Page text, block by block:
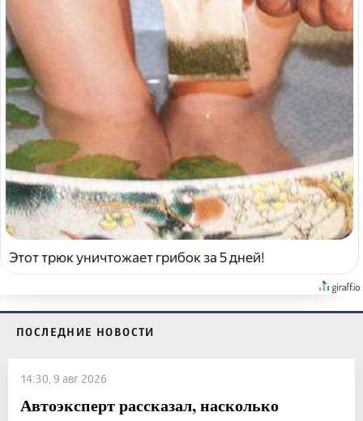
Этот трюк уничтожает грибок за 5 дней!
ПОСЛЕДНИЕ НОВОСТИ
14:30, 9 авг 2026
Автоэксперт рассказал, насколько